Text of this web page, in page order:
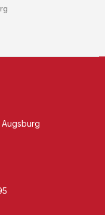
Augsburg